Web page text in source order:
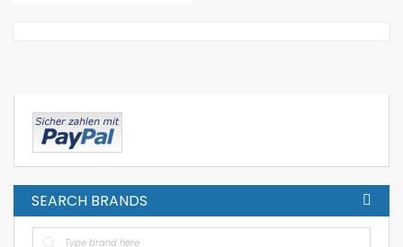
SEARCH BRANDS